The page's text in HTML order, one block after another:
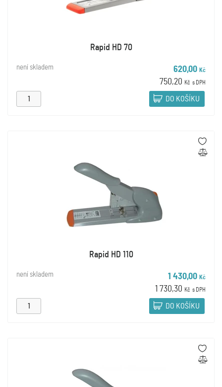
Rapid HD 70
není skladem 620,00 Kč
750,20 Kč s DPH
DO KOŠÍKU
Rapid HD 110
není skladem 1 430,00 Kč
1 730,30 Kč s DPH
DO KOŠÍKU